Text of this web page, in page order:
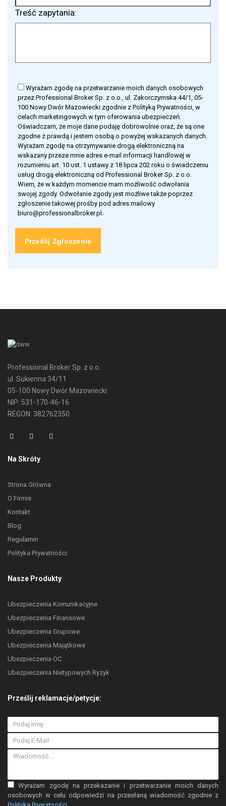
Treść zapytania:
Wyrażam zgodę na przetwarzanie moich danych osobowych
przez Professional Broker Sp. z o.o., ul. Zakorczymska 44/1, 05-
100 Nowy Dwór Mazowiecki zgodnie z Polityką Prywatności, w
celach marketingowych w tym oferowania ubezpieczeń.
Oświadczam, że moje dane podaję dobrowolnie oraz, że są one
zgodne z prawdą i jestem osobą o powyżej wskazanych danych.
Wyrażam zgodę na otrzymywanie drogą elektroniczną na
wskazany przeze mnie adres e-mail informacji handlowej w
rozumieniu art. 10 ust. 1 ustawy z 18 lipca 202 roku o świadczeniu
usług drogą elektroniczną od Professional Broker Sp. z o.o.
Wiem, że w każdym momencie mam możliwość odwołania
swojej zgody. Odwołanie zgody jest możliwe także poprzez
zgłoszenie takowej prośby pod adres mailowy
biuro@professionalbroker.pl.
Professional Broker Sp. z o.o.
ul. Sukienna 34/11
05-100 Nowy Dwór Mazowiecki
NIP: 531-170-46-16
REGON: 382762350
Na Skróty
Strona Główna
O Firmie
Kontakt
Blog
Regulamin
Polityka Prywatności
Nasze Produkty
Ubezpieczenia Komunikacyjne
Ubezpieczenia Finansowe
Ubezpieczenia Grupowe
Ubezpieczenia Majątkowe
Ubezpieczenia OC
Ubezpieczenia Nietypowych Ryzyk
Prześlij reklamacje/petycje:
Wyrażam zgodę na przekazanie i przetwarzanie moich danych
osobowych w celu odpowiedzi na przesłaną wiadomość zgodnie z